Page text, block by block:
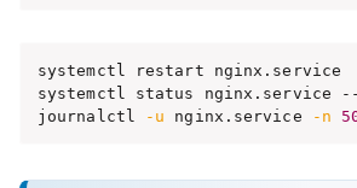
systemctl restart nginx.service
systemctl status nginx.service --
journalctl
-u nginx.service -n